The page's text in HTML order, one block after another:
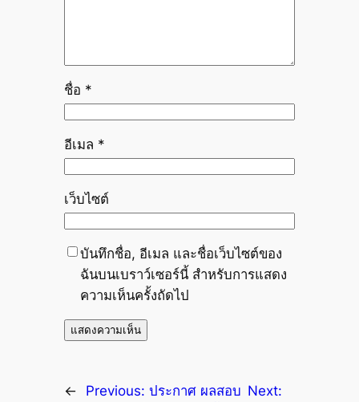
ชื่อ *
อีเมล *
เว็บไซต์
บันทึกชื่อ, อีเมล และชื่อเว็บไซต์ของ
ฉันบนเบราว์เซอร์นี้ สำหรับการแสดง
ความเห็นครั้งถัดไป
← Previous: ประกาศ ผลสอบ Next: